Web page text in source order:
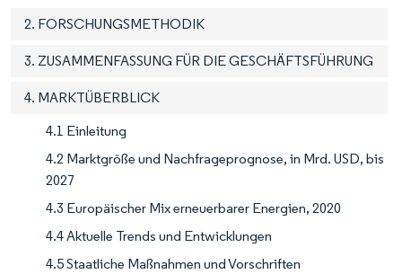
2. FORSCHUNGSMETHODIK
3. ZUSAMMENFASSUNG FÜR DIE GESCHÄFTSFÜHRUNG
4. MARKTÜBERBLICK
4.1 Einleitung
4.2 Marktgröße und Nachfrageprognose, in Mrd. USD, bis
2027
4.3 Europäischer Mix erneuerbarer Energien, 2020
4.4 Aktuelle Trends und Entwicklungen
4.5 Staatliche Maßnahmen und Vorschriften